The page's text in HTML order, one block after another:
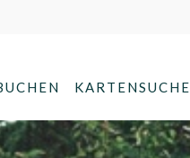
KARTENSUCHE